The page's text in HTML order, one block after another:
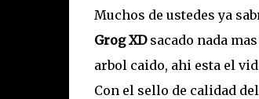
Muchos de ustedes ya
Grog XDsacado nada
arbol caido, ahi esta el
Con el sello de calidad